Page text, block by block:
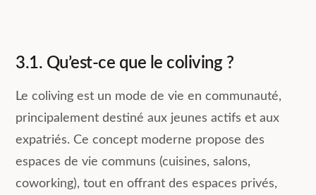
3.1. Qu’est-ce que le coliving ?
Le coliving est un mode de vie en communauté,
principalement destiné aux jeunes actifs et aux
expatriés. Ce concept moderne propose des
espaces de vie communs (cuisines, salons,
coworking), tout en offrant des espaces privés,